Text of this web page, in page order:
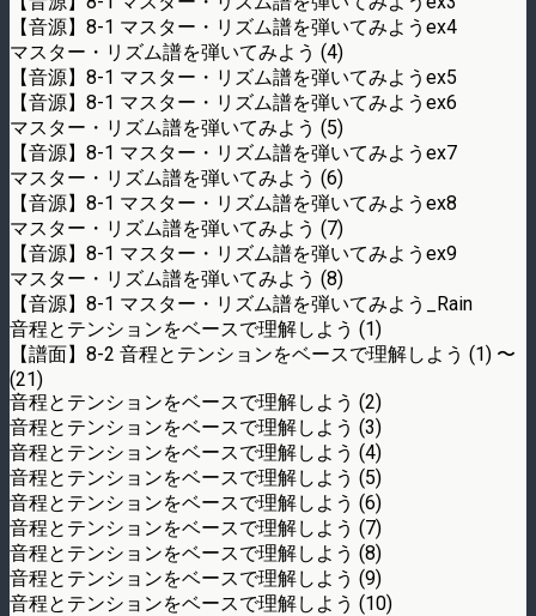
【音源】8-1 マスター・リズム譜を弾いてみようex4
マスター・リズム譜を弾いてみよう (4)
【音源】8-1 マスター・リズム譜を弾いてみようex5
【音源】8-1 マスター・リズム譜を弾いてみようex6
マスター・リズム譜を弾いてみよう (5)
【音源】8-1 マスター・リズム譜を弾いてみようex7
マスター・リズム譜を弾いてみよう (6)
【音源】8-1 マスター・リズム譜を弾いてみようex8
マスター・リズム譜を弾いてみよう (7)
【音源】8-1 マスター・リズム譜を弾いてみようex9
マスター・リズム譜を弾いてみよう (8)
【音源】8-1 マスター・リズム譜を弾いてみよう_Rain
音程とテンションをベースで理解しよう (1)
【譜面】8-2 音程とテンションをベースで理解しよう (1) 〜
(21)
音程とテンションをベースで理解しよう (2)
音程とテンションをベースで理解しよう (3)
音程とテンションをベースで理解しよう (4)
音程とテンションをベースで理解しよう (5)
音程とテンションをベースで理解しよう (6)
音程とテンションをベースで理解しよう (7)
音程とテンションをベースで理解しよう (8)
音程とテンションをベースで理解しよう (9)
音程とテンションをベースで理解しよう (10)